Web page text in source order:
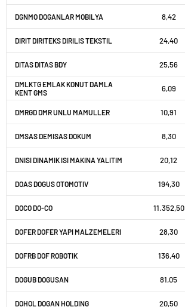
DGNMO DOGANLAR MOBILYA 8,42
DIRIT DIRITEKS DIRILIS TEKSTIL 24,40
DITAS DITAS BDY 25,56
DMLKTG EMLAK KONUT DAMLA
KENT GMS
6,09
DMRGD DMR UNLU MAMULLER 10,91
DMSAS DEMISAS DOKUM 8,30
DNISI DINAMIK ISI MAKINA YALITIM 20,12
DOAS DOGUS OTOMOTIV 194,30
DOCO DO-CO 11.352,50
DOFER DOFER YAPI MALZEMELERI 28,30
DOFRB DOF ROBOTIK 136,40
DOGUB DOGUSAN 81,05
DOHOL DOGAN HOLDING 20,50